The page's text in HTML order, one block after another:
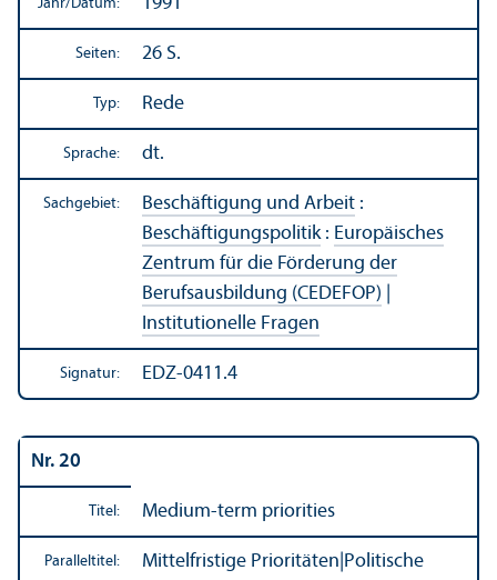
Jahr/Datum:
Seiten: 26 S.
Typ: Rede
Sprache: dt.
Sachgebiet: Beschäftigung und Arbeit :
Beschäftigungs­politik: Europäisches
Zentrum für die Förderung der
Berufsausbildung (CEDEFOP)
Institutionelle Fragen
Signatur: EDZ-0411.4
Nr. 20
Titel: Medium-term priorities
Paralleltitel: Mittelfristige Prioritäten Politische